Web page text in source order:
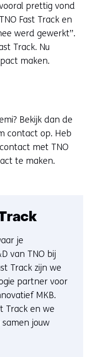
vooral prettig vond
Fast Track en
werd gewerkt”.
Track. Nu
maken.
Bekijk dan de
contact op. Heb
met TNO
te maken.
je
van TNO bij
Track zijn we
partner voor
MKB.
Track en we
jouw